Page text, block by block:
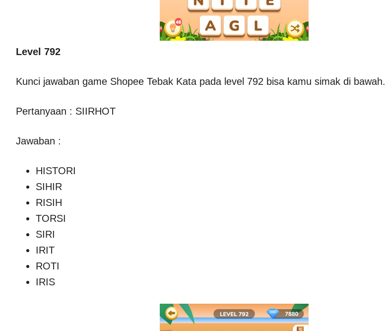
Level 792
Kunci jawaban game Shopee Tebak Kata pada level 792 bisa kamu simak di bawah.
Pertanyaan : SIIRHOT
Jawaban :
HISTORI
SIHIR
RISIH
TORSI
SIRI
IRIT
ROTI
IRIS